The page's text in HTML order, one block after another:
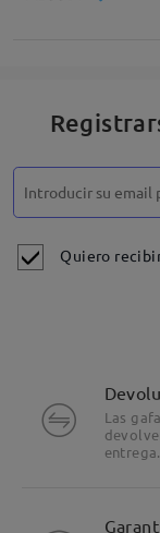
Quiero
Las
entrega.